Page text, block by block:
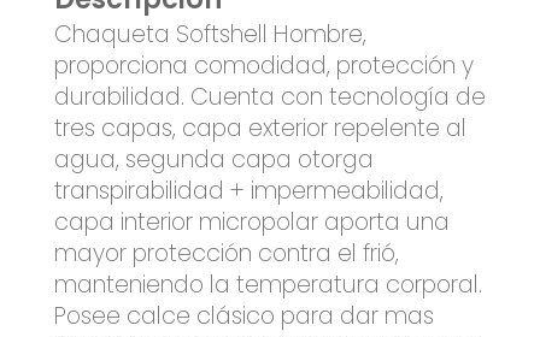
Chaqueta Softshell Hombre,
proporciona comodidad, protección y
durabilidad. Cuenta con tecnología de
tres capas, capa exterior repelente al
agua, segunda capa otorga
transpirabilidad + impermeabilidad,
capa interior micropolar aporta una
mayor protección contra el frió,
manteniendo la temperatura corporal.
Posee calce clásico para dar mas